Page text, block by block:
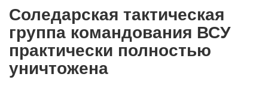
Соледарская тактическая
группа командования ВСУ
практически полностью
уничтожена